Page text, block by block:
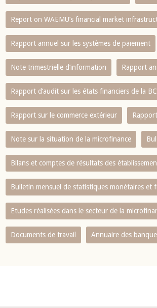
Report on WAEMU’s financial market
Rapport annuel sur les systèmes de paiement
Note trimestrielle d‘information Rapport
Rapport d‘audit sur les états financiers de la
Rapport sur le commerce extérieur
Note sur la situation de la microfinance
Bilans et comptes de résultats des
Bulletin mensuel de statistiques monétaires et
Etudes réalisées dans le secteur de la
Documents de travail Annuaire des